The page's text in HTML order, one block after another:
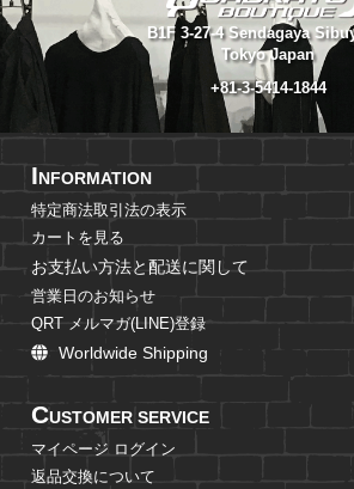
B1F 3-27-4 Sendagaya
Tokyo Japan
+81-3-5414-1844
INFORMATION
特定商法取引法の表示
カートを見る
お支払い方法と配送に関して
営業日のお知らせ
QRT メルマガ(LINE)登録
Worldwide Shipping
CUSTOMER SERVICE
マイページ ログイン
返品交換について